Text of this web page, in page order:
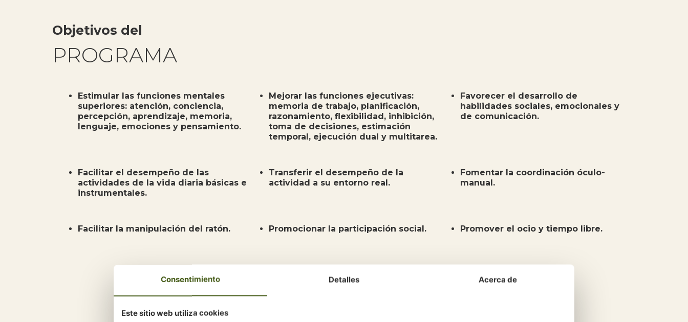
Objetivos del
PROGRAMA
Estimular las funciones mentales
superiores: atención, conciencia,
percepción, aprendizaje, memoria,
lenguaje, emociones y pensamiento.
Mejorar las funciones ejecutivas:
memoria de trabajo, planificación,
razonamiento, flexibilidad, inhibición,
toma de decisiones, estimación
temporal, ejecución dual y multitarea.
Favorecer el desarrollo de
habilidades sociales, emocionales y
de comunicación.
Facilitar el desempeño de las
actividades de la vida diaria básicas e
instrumentales.
Transferir el desempeño de la
actividad a su entorno real.
Fomentar la coordinación óculo-
manual.
Facilitar la manipulación del ratón. Promocionar la participación social. Promover el ocio y tiempo libre.
Consentimiento Detalles Acerca de
Este sitio web utiliza cookies